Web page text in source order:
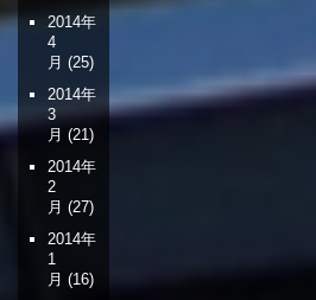
2014年
4
月 (25)
2014年
3
月 (21)
2014年
2
月 (27)
2014年
1
月 (16)